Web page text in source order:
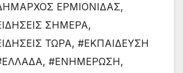
ΕΡΜΙΟΝΙΔΑΣ,
ΣΗΜΕΡΑ,
ΤΩΡΑ, #ΕΚΠΑΙΔΕΥΣΗ
, #ΕΝΗΜΕΡΩΣΗ,